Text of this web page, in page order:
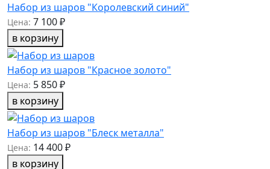
Набор из шаров "Королевский синий"
Цена: 7 100 ₽
в корзину
Набор из шаров "Красное золото"
Цена: 5 850 ₽
в корзину
Набор из шаров "Блеск металла"
Цена: 14 400 ₽
в корзину